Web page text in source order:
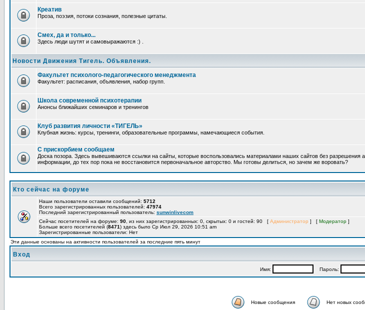
Креатив
Проза, поэзия, потоки сознания, полезные цитаты.
Смех, да и только...
Здесь люди шутят и самовыражаются :) .
Новости Движения Тигель. Объявления.
Факультет психолого-педагогического менеджмента
Факультет: расписания, объявления, набор групп.
Школа современной психотерапии
Анонсы ближайших семинаров и тренингов
Клуб развития личности «ТИГЕЛЬ»
Клубная жизнь: курсы, тренинги, образовательные программы, намечающиеся события.
С прискорбием сообщаем
Доска позора. Здесь вывешиваются ссылки на сайты, которые воспользовались материалами наших сайтов без разрешения
информации, до тех пор пока не восстановится первоначальное авторство. Мы готовы делиться, но зачем же воровать?
Кто сейчас на форуме
Наши пользователи оставили сообщений: 5712
Всего зарегистрированных пользователей: 47974
Последний зарегистрированный пользователь: sunwinlivecom
Сейчас посетителей на форуме: 90 , из них зарегистрированных: 0, скрытых: 0 и гостей: 90 [ Администратор ] [ Модератор ]
Больше всего посетителей (8471) здесь было Ср Июл 29, 2026 10:51 am
Зарегистрированные пользователи: Нет
Эти данные основаны на активности пользователей за последние пять минут
Вход
Имя: Пароль:
Новые сообщения Нет новых